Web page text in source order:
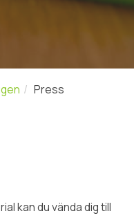
Press
kan du vända dig till